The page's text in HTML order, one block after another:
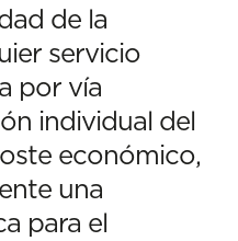
de la
servicio
por vía
individual del
económico,
una
para el